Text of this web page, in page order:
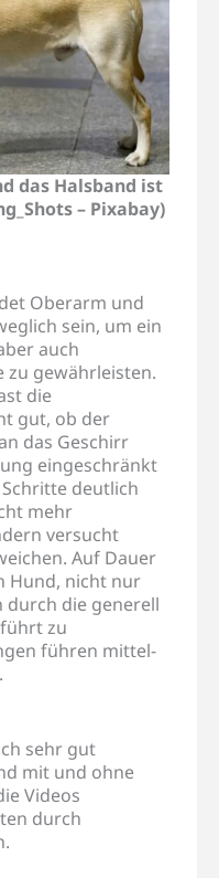
das Halsband ist
– Pixabay)
Oberarm und
sein, um ein
auch
gewährleisten.
die
gut, ob der
das Geschirr
eingeschränkt
deutlich
mehr
versucht
Auf Dauer
Hund, nicht nur
durch die generell
zu
führen mittel-
sehr gut
mit und ohne
Videos
durch